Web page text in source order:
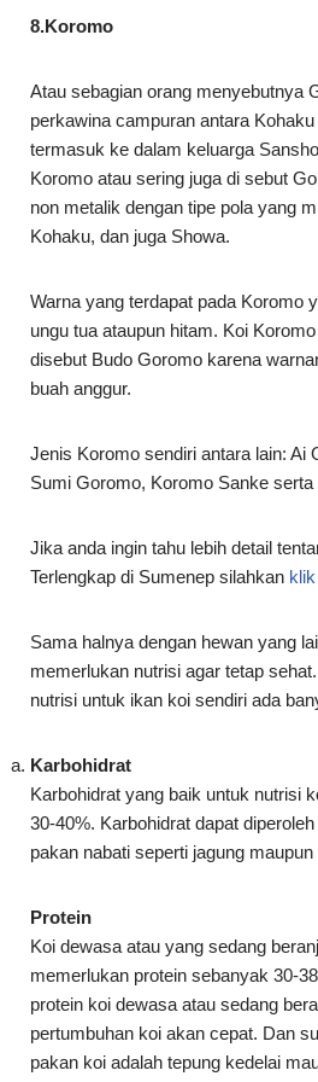
8.Koromo
Atau sebagian orang menyebutnya
perkawina campuran antara
termasuk ke dalam keluarga
Koromo atau sering juga di sebut
non metalik dengan tipe pola yang
Kohaku, dan juga Showa.
Warna yang terdapat pada Koromo
ungu tua ataupun hitam. Koi
disebut Budo Goromo karena
buah anggur.
Jenis Koromo sendiri antara lain: Ai
Sumi Goromo, Koromo Sanke
Jika anda ingin tahu lebih detail
Terlengkap di Sumenep silahkan
Sama halnya dengan hewan yang
memerlukan nutrisi agar tetap
nutrisi untuk ikan koi sendiri ada
Karbohidrat
Karbohidrat yang baik untuk nutrisi
30-40%. Karbohidrat dapat
pakan nabati seperti jagung maupun
Protein
Koi dewasa atau yang sedang
memerlukan protein sebanyak 30-
protein koi dewasa atau sedang
pertumbuhan koi akan cepat. Dan
pakan koi adalah tepung kedelai